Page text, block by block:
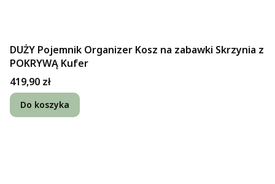
DUŻY Pojemnik Organizer Kosz na zabawki Skrzynia z
POKRYWĄ Kufer
Cena
419,90 zł
Do koszyka